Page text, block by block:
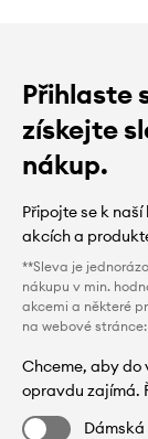
Přihlaste
získejte
nákup.
Připojte se k
akcích a
**Sleva je
nákupu v min.
akcemi a některé
na webové stránce:
Chceme, aby do
opravdu zajímá.